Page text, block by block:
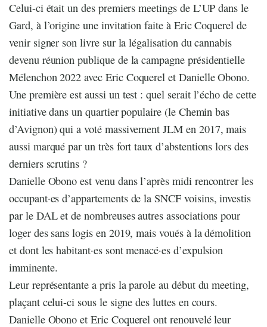
Celui-ci était un des premiers meetings de L’UP dans le
Gard, à l’origine une invitation faite à Eric Coquerel de
venir signer son livre sur la légalisation du cannabis
devenu réunion publique de la campagne présidentielle
Mélenchon 2022 avec Eric Coquerel et Danielle Obono.
Une première est aussi un test : quel serait l’écho de cette
initiative dans un quartier populaire (le Chemin bas
d’Avignon) qui a voté massivement JLM en 2017, mais
aussi marqué par un très fort taux d’abstentions lors des
derniers scrutins ?
Danielle Obono est venu dans l’après midi rencontrer les
occupant·es d’appartements de la SNCF voisins, investis
par le DAL et de nombreuses autres associations pour
loger des sans logis en 2019, mais voués à la démolition
et dont les habitant·es sont menacé·es d’expulsion
imminente.
Leur représentante a pris la parole au début du meeting,
plaçant celui-ci sous le signe des luttes en cours.
Danielle Obono et Eric Coquerel ont renouvelé leur